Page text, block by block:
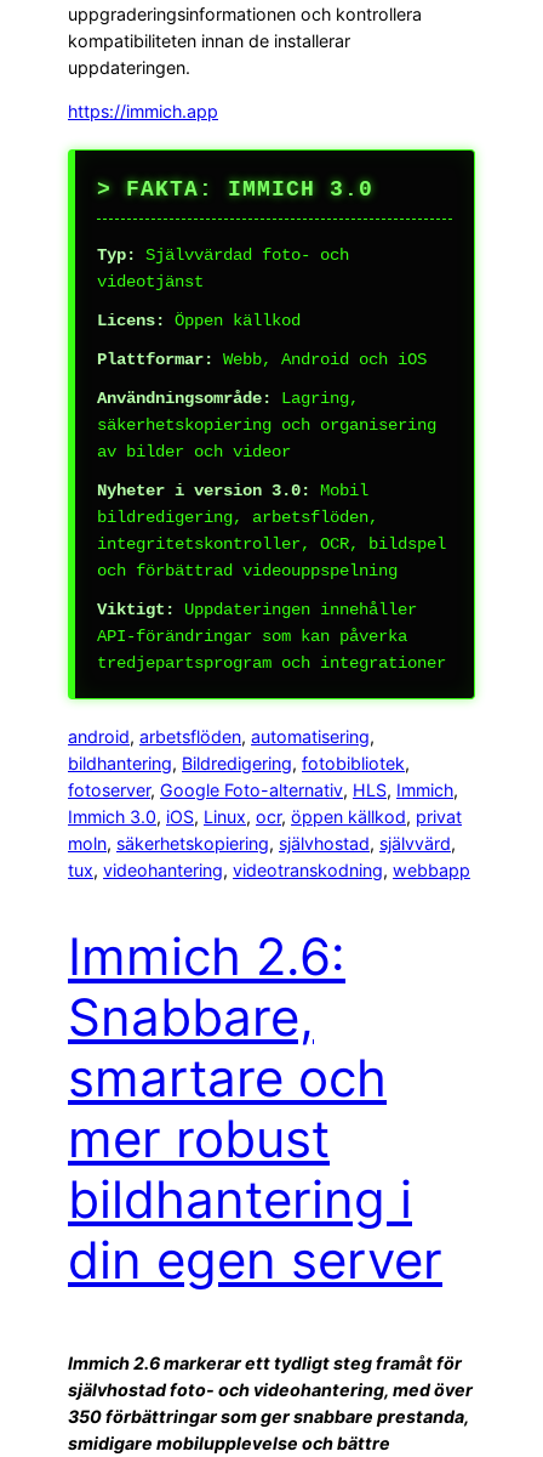
uppgraderingsinformationen och kontrollera
kompatibiliteten innan de installerar
uppdateringen.
https://immich.app
> FAKTA: IMMICH 3.0
Typ:
Självvärdad foto- och
videotjänst
Licens:
Öppen källkod
Plattformar:
Webb, Android och iOS
Användningsområde:
Lagring,
säkerhetskopiering och organisering
av bilder och videor
Nyheter i version 3.0:
Mobil
bildredigering, arbetsflöden,
integritetskontroller, OCR, bildspel
och förbättrad videouppspelning
Viktigt:
Uppdateringen innehåller
API-förändringar som kan påverka
tredjepartsprogram och integrationer
android, arbetsflöden, automatisering
bildhantering, Bildredigering, fotobibliotek
fotoserver, Google Foto-alternativ, HLS, Immich
Immich 3.0, iOS, Linux, ocr, öppen källkod, privat
moln, säkerhetskopiering, självhostad, självvärd
tux, videohantering, videotranskodning, webbapp
Immich 2.6:
Snabbare,
smartare och
mer robust
bildhantering i
din egen server
Immich 2.6 markerar ett tydligt steg framåt för
självhostad foto- och videohantering, med över
350 förbättringar som ger snabbare prestanda,
smidigare mobilupplevelse och bättre